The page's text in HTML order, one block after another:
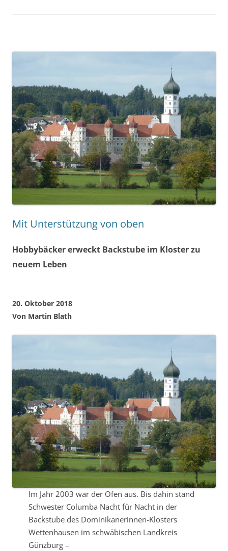
Mit Unterstützung von oben
Hobbybäcker erweckt Backstube im Kloster zu
neuem Leben
20. Oktober 2018
Von Martin Blath
Im Jahr 2003 war der Ofen aus. Bis dahin stand
Schwester Columba Nacht für Nacht in der
Backstube des Dominikanerinnen-Klosters
Wettenhausen im schwäbischen Landkreis
Günzburg –